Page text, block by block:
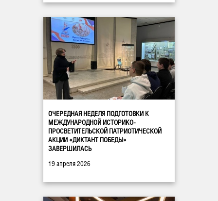
ОЧЕРЕДНАЯ НЕДЕЛЯ ПОДГОТОВКИ К
МЕЖДУНАРОДНОЙ ИСТОРИКО-
ПРОСВЕТИТЕЛЬСКОЙ ПАТРИОТИЧЕСКОЙ
АКЦИИ «ДИКТАНТ ПОБЕДЫ»
ЗАВЕРШИЛАСЬ
19 апреля 2026